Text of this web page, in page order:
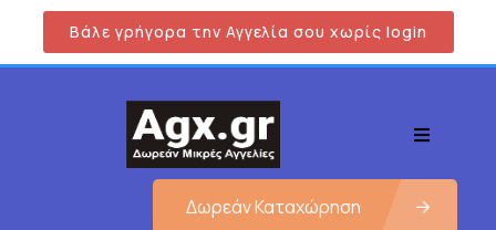
Βάλε γρήγορα την Αγγελία σου χωρίς login
Δωρεάν Καταχώρηση